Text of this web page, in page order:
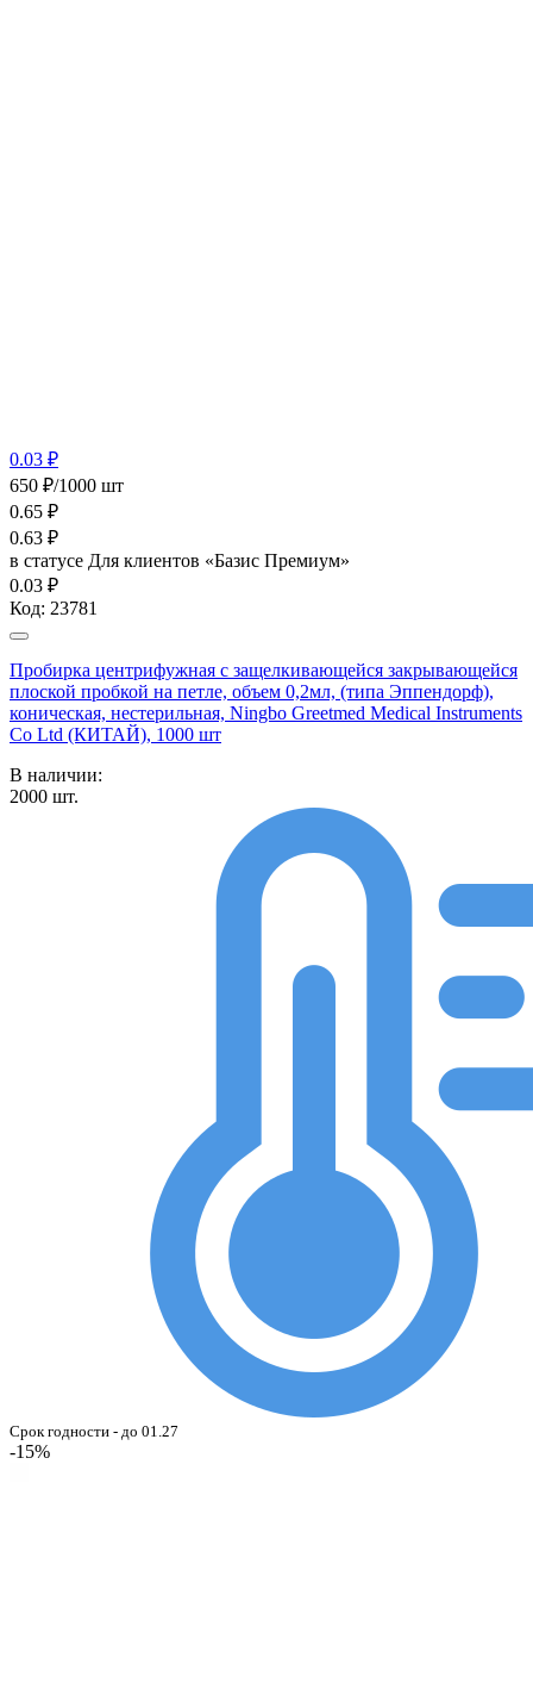
0.03 ₽
650 ₽/1000 шт
0.65 ₽
0.63 ₽
в статусе Для клиентов «Базис Премиум»
0.03 ₽
Код: 23781
Пробирка центрифужная с защелкивающейся закрывающейся
плоской пробкой на петле, объем 0,2мл, (типа Эппендорф),
коническая, нестерильная, Ningbo Greetmed Medical Instruments
Co Ltd (КИТАЙ), 1000 шт
В наличии:
2000 шт.
Срок годности - до 01.27
-15%